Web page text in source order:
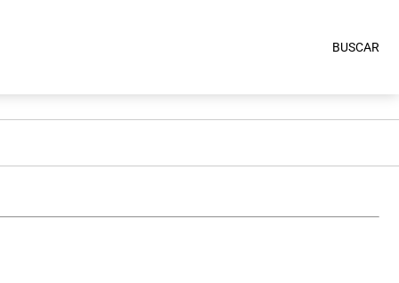
BUSCAR